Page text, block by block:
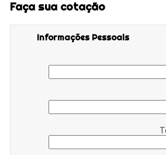
Faça sua cotação
Informações Pessoais